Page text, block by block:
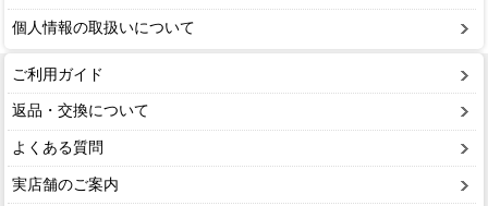
個人情報の取扱いについて
ご利用ガイド
返品・交換について
よくある質問
実店舗のご案内